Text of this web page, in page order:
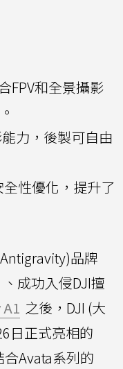
FPV和全景攝影
力，後製可自由
性優化，提升了
品牌
、成功入侵DJI擅
之後，DJI (大
日正式亮相的
合Avata系列的